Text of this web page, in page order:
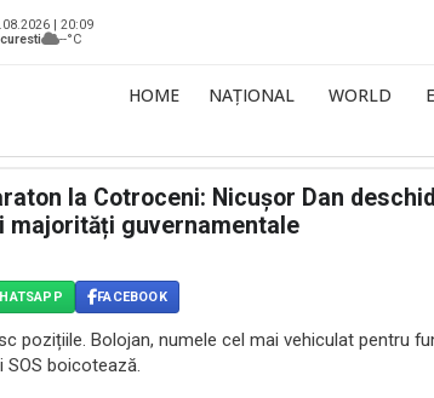
| 20:09
--°C
HOME NAȚIONAL WORLD
la Cotroceni: Nicușor Dan
majorități guvernamentale
FACEBOOK
pozițiile. Bolojan, numele cel mai vehiculat pentru
SOS boicotează.